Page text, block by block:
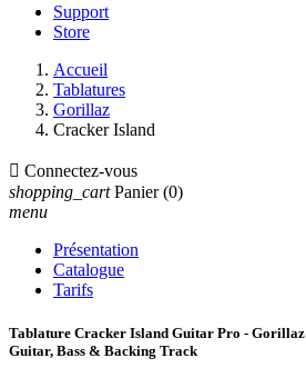
Support
Store
Accueil
Tablatures
Gorillaz
Cracker Island
 Connectez-vous
shopping_cart Panier (0)
menu
Présentation
Catalogue
Tarifs
Tablature Cracker Island Guitar Pro - Gorillaz
Guitar, Bass & Backing Track